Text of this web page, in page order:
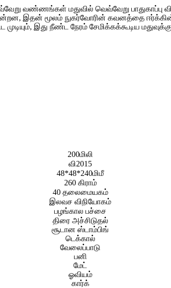
வண்ணங்கள் மதுவில் வெவ்வேறு
இதன் மூலம் நுகர்வோரின் கவனத்தை ஈர்க்கின்றன.
முடியும், இது நீண்ட நேரம் சேமிக்கக்கூடிய
200மிலி
வி2015
48*48*240மிமீ
260 கிராம்
40 தலைமையகம்
இலவச விநியோகம்
பழங்கால பச்சை
திரை அச்சிடுதல்
சூடான ஸ்டாம்பிங்
டெக்கால்
வேலைப்பாடு
பனி
மேட்
ஓவியம்
கார்க்